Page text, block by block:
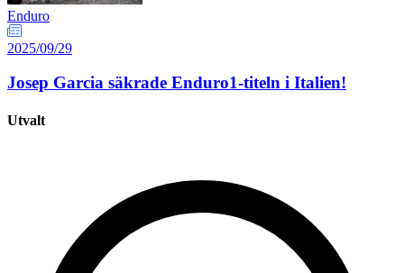
Enduro
2025/09/29
Josep Garcia säkrade Enduro1-titeln i Italien!
Utvalt